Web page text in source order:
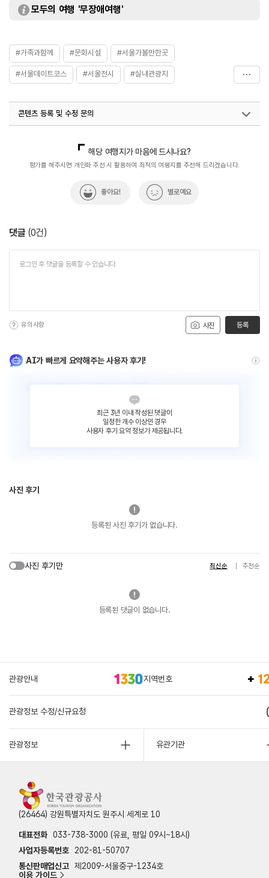
모두의 여행 '무장애여행'
#가족과함께 #문화시설 #서울가볼만한곳
#서울데이트코스 #서울전시 #실내관광지
콘텐츠 등록 및 수정 문의
해당 여행지가 마음에 드시나요?
평가를 해주시면 개인화 추천 시 활용하여 최적의 여행지를 추천해 드리겠습니다.
좋아요! 별로예요
댓글 (0건)
사진
유의사항 등록
AI가 빠르게 요약해주는 사용자 후기!
최근 3년 이내 작성된 댓글이
일정한 개수 이상인 경우
사용자 후기 요약 정보가 제공됩니다.
사진 후기
등록된 사진 후기가 없습니다.
사진 후기만 최신순 추천순
등록된 댓글이 없습니다.
관광안내 지역번호
관광정보 수정/신규요청
관광정보 유관기관
(26464) 강원특별자치도 원주시 세계로 10
대표전화 033-738-3000 (유료, 평일 09시~18시)
사업자등록번호
202-81-50707
통신판매업신고 제2009-서울중구-1234호
이용 가이드